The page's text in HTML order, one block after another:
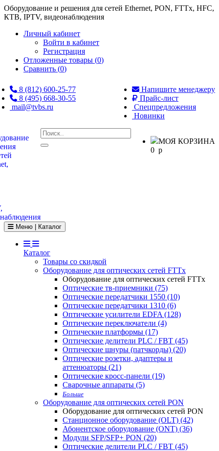
Оборудование и решения для сетей Ethernet, PON, FTTx, HFC,
КТВ, IPTV, видеонаблюдения
Личный кабинет
Войти в кабинет
Регистрация
Отложенные товары (0)
Сравнить (0)
8 (812) 600-25-77
8 (495) 668-30-55
mail@tvbs.ru
Напишите менеджеру
Прайс-лист
Спецпредложения
Новинки
МОЯ КОРЗИНА
0 p
Toggle navigation
Меню | Каталог
Каталог
Товары со скидкой
Оборудование для оптических сетей FTTx
Оборудование для оптических сетей FTTx
Оптические тв-приемники (75)
Оптические передатчики 1550 (10)
Оптические передатчики 1310 (6)
Оптические усилители EDFA (128)
Оптические переключатели (4)
Оптические платформы (17)
Оптические делители PLC / FBT (45)
Оптические шнуры (патчкорды) (20)
Оптические розетки, адаптеры и
аттенюаторы (21)
Оптические кросс-панели (19)
Сварочные аппараты (5)
Больше
Оборудование для оптических сетей PON
Оборудование для оптических сетей PON
Станционное оборудование (OLT) (42)
Абонентское оборудование (ONT) (36)
Модули SFP/SFP+ PON (20)
Оптические делители PLC / FBT (45)